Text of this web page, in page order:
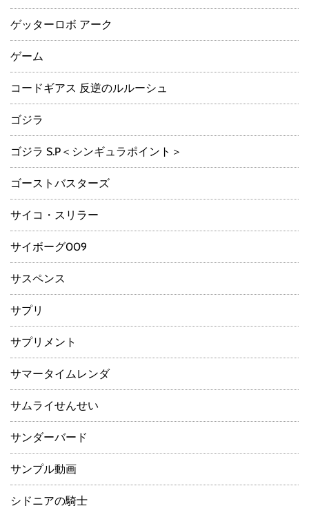
ゲッターロボ アーク
ゲーム
コードギアス 反逆のルルーシュ
ゴジラ
ゴジラ S.P＜シンギュラポイント＞
ゴーストバスターズ
サイコ・スリラー
サイボーグ009
サスペンス
サプリ
サプリメント
サマータイムレンダ
サムライせんせい
サンダーバード
サンプル動画
シドニアの騎士